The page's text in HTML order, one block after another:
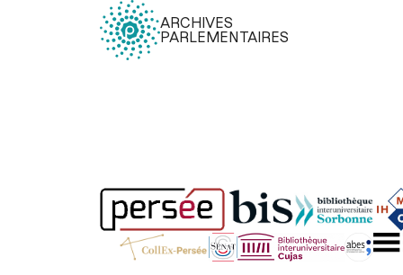
ARCHIVES
PARLEMENTAIRES